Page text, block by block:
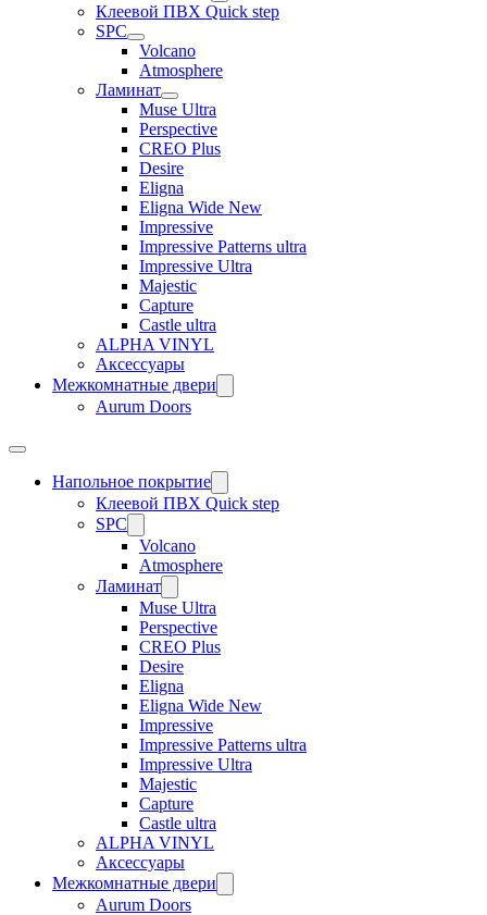
Клеевой ПВХ Quick step
SPC
Volcano
Atmosphere
Ламинат
Muse Ultra
Perspective
CREO Plus
Desire
Eligna
Eligna Wide New
Impressive
Impressive Patterns ultra
Impressive Ultra
Majestic
Capture
Castle ultra
ALPHA VINYL
Аксессуары
Межкомнатные двери
Aurum Doors
Напольное покрытие
Клеевой ПВХ Quick step
SPC
Volcano
Atmosphere
Ламинат
Muse Ultra
Perspective
CREO Plus
Desire
Eligna
Eligna Wide New
Impressive
Impressive Patterns ultra
Impressive Ultra
Majestic
Capture
Castle ultra
ALPHA VINYL
Аксессуары
Межкомнатные двери
Aurum Doors